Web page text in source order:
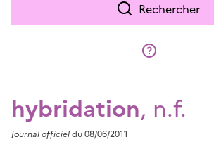
Rechercher
hybridation, n.f.
Journal officieldu 08/06/2011